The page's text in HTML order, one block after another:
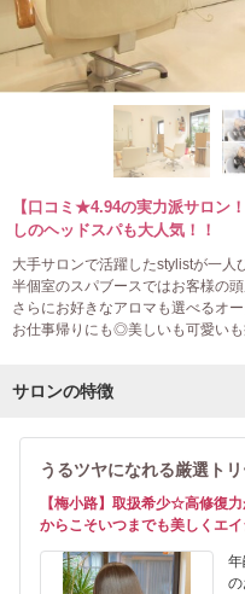
【口コミ★4.94の実力派サロン
しのヘッドスパも大人気！！
大手サロンで活躍したstylistが一人
半個室のスパブースではお客様の
さらにお好きなアロマも選べるオ
お仕事帰りにも◎美しいも可愛い
サロンの特徴
うるツヤになれる厳選ト
【梅小路】取扱希少☆高修復
からこそいつまでも美しくエ
年